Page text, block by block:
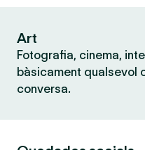
Art
Fotografia, cinema,
bàsicament qualsevol
conversa.